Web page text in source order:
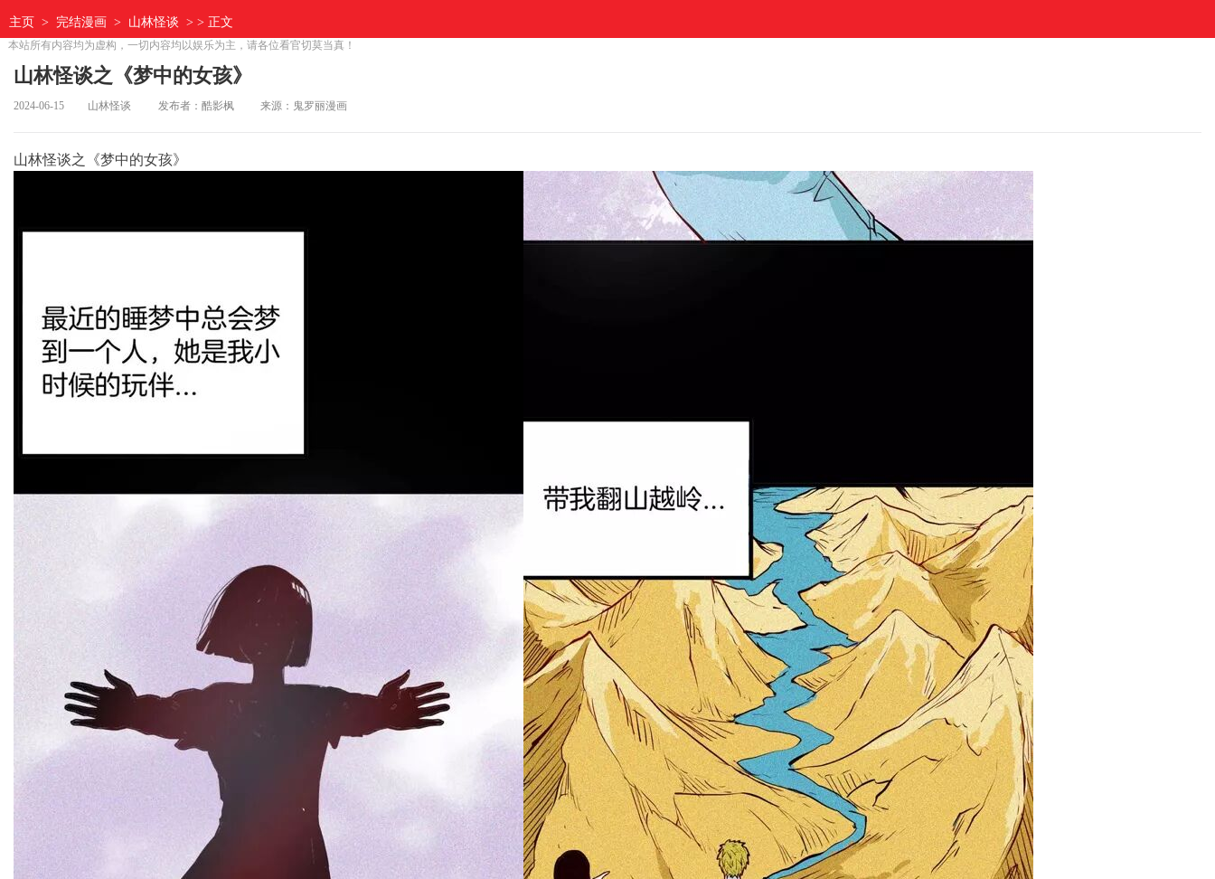
主页 > 完结漫画 > 山林怪谈 > > 正文
本站所有内容均为虚构，一切内容均以娱乐为主，请各位看官切莫当真！
山林怪谈之《梦中的女孩》
2024-06-15 山林怪谈 发布者：酷影枫 来源：鬼罗丽漫画
山林怪谈之《梦中的女孩》